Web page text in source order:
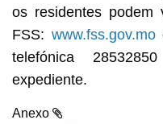
os residentes
FSS: www.fss.gov.mo
telefónica
expediente.
Anexo